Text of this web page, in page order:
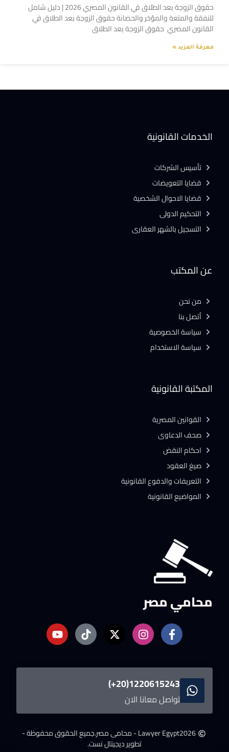
حقوق الزوجة بعد الطلاق في القانون المصري 2026 | دليل شامل
للنفقة والمتعة والمؤخر والحضانة حقوق الزوجة بعد الطلاق في
القانون المصري حقوق الزوجة بعد الطلاق
معرفة المزيد »
محامي مصر
1220615243(20+)
تواصل معانا الان
2026Lawyer Egypt - محامى مصر.
جميع الحقوق محفوظة -
تطوير ديجيتال نست.
المكتبة القانونية
القوانين المصرية
صحف الدعاوى
احكام النقض
صيغ العقود
التعريفات والدفوع القانونية
المواضيع القانونية
عن المكتب
من نحن
أتصل بنا
سياسة الخصوصية
سياسة الاستخدام
الخدمات القانونية
تأسيس الشركات
قضايا التعويضات
قضايا الاحوال الشخصية
التحكيم الدولى
التسجيل بالشهر العقارى